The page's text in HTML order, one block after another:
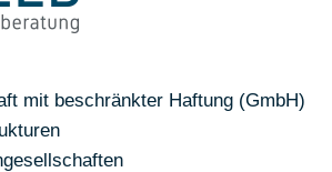
mit beschränkter Haftung (GmbH)